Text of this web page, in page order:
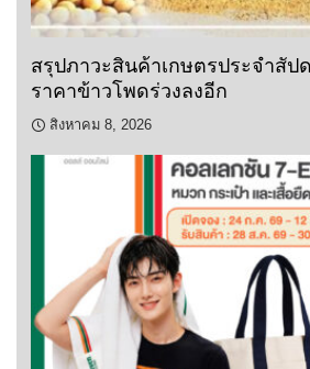
สรุปภาวะสินค้าเกษตรประจำสัป
ราคาข้าวโพดร่วงลงอีก
สิงหาคม 8, 2026